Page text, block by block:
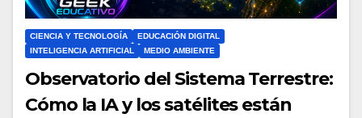
CIENCIA Y TECNOLOGÍA
EDUCACIÓN DIGITAL
INTELIGENCIA ARTIFICIAL
MEDIO AMBIENTE
Observatorio del Sistema Terrestre:
Cómo la IA y los satélites están